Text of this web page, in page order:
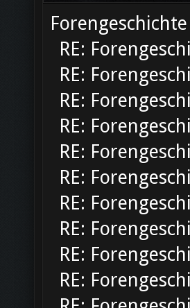
Forengeschichte
RE:
RE:
RE:
RE:
RE:
RE:
RE:
RE:
RE:
RE: